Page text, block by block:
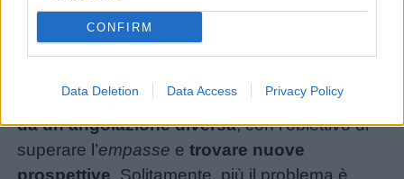
CONFIRM
Data Deletion Data Access Privacy Policy
policy
In questo senso, ci viene in aiuto il pensiero
laterale: sapete di che si tratta? In breve, senza
analizzare un problema guardando l’insieme
da un’angolazione diversa, con l’obiettivo di
superare l’empasse etrovare nuove
prospettive. Solitamente, più il problema è